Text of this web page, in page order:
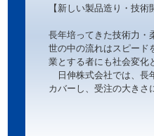
【新しい製品造り・技
長年培ってきた技術力・
世の中の流れはスピード
業とする者にも社会変化
日伸株式会社では、長
カバーし、受注の大きさ